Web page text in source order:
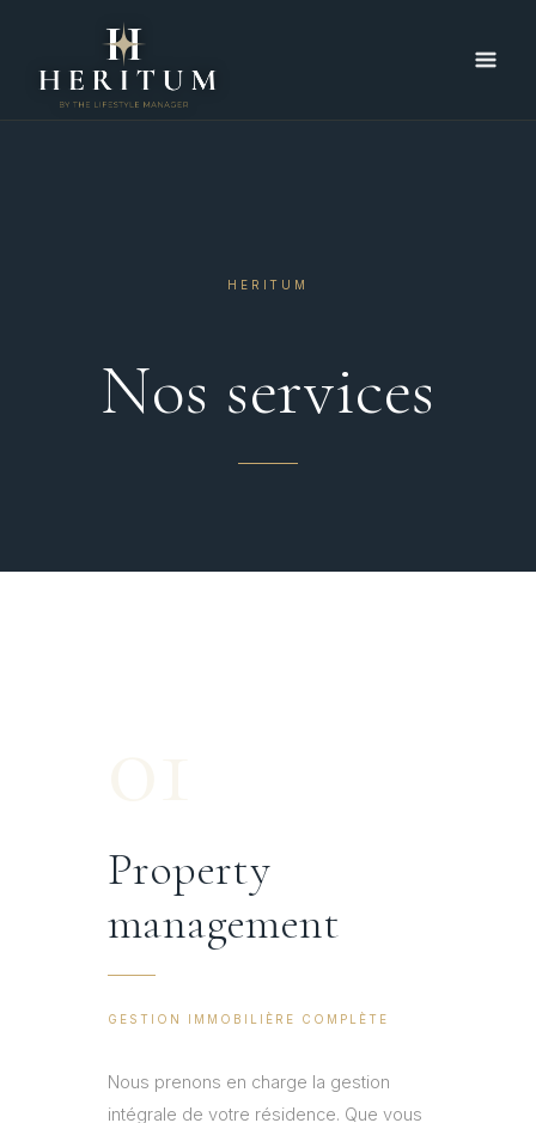
content
HERITUM
Nos services
Property
management
GESTION IMMOBILIÈRE COMPLÈTE
Nous prenons en charge la gestion
intégrale de votre résidence. Que vous